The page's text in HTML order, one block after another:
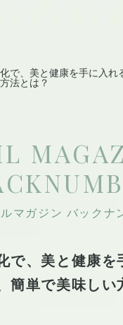
で、美と健康を手に入れ
法とは？
ルマガジン バックナ
で、美と健康を
簡単で美味しい